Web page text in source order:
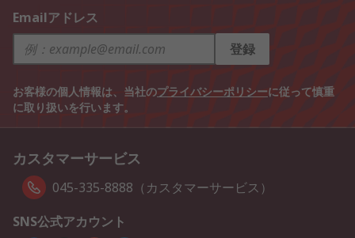
Emailアドレス
登録
お客様の個人情報は、当社のプライバシーポリシーに従って慎重
に取り扱いを行います。
カスタマーサービス
045-335-8888（カスタマーサービス）
SNS公式アカウント